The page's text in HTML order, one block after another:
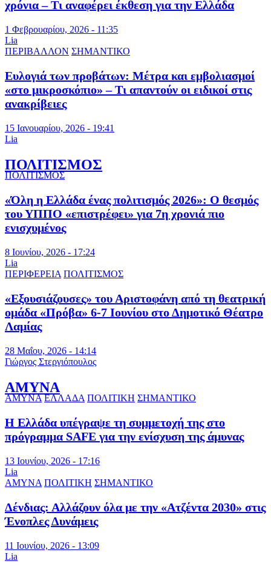
χρόνια – Τι αναφέρει έκθεση για την Ελλάδα
1 Φεβρουαρίου, 2026 - 11:35
Lia
ΠΕΡΙΒΑΛΛΟΝ ΣΗΜΑΝΤΙΚΟ
Ευλογιά των προβάτων: Μέτρα και εμβολιασμοί
«στο μικροσκόπιο» – Τι απαντούν οι ειδικοί στις
ανακρίβειες
15 Ιανουαρίου, 2026 - 19:41
Lia
ΠΟΛΙΤΙΣΜΟΣ
ΠΟΛΙΤΙΣΜΟΣ
«Όλη η Ελλάδα ένας πολιτισμός 2026»: Ο θεσμός
του ΥΠΠΟ «επιστρέφει» για 7η χρονιά πιο
ενισχυμένος
8 Ιουνίου, 2026 - 17:24
Lia
ΠΕΡΙΦΕΡΕΙΑ ΠΟΛΙΤΙΣΜΟΣ
«Εξουσιάζουσες» του Αριστοφάνη από τη θεατρική
ομάδα «Πρόβα» 6-7 Ιουνίου στο Δημοτικό Θέατρο
Λαμίας
28 Μαΐου, 2026 - 14:14
Γιώργος Στεργιόπουλος
ΑΜΥΝΑ
ΑΜΥΝΑ ΕΛΛΑΔΑ ΠΟΛΙΤΙΚΗ ΣΗΜΑΝΤΙΚΟ
Η Ελλάδα υπέγραψε τη συμμετοχή της στο
πρόγραμμα SAFE για την ενίσχυση της άμυνας
13 Ιουνίου, 2026 - 17:16
Lia
ΑΜΥΝΑ ΠΟΛΙΤΙΚΗ ΣΗΜΑΝΤΙΚΟ
Δένδιας: Αλλάζουν όλα με την «Ατζέντα 2030» στις
Ένοπλες Δυνάμεις
11 Ιουνίου, 2026 - 13:09
Lia